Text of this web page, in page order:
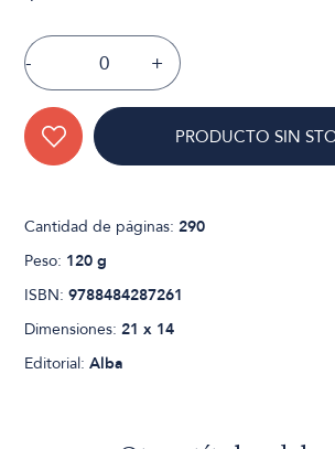
- +
PRODUCTO SIN
Cantidad de páginas:290
Peso: 120 g
ISBN:9788484287261
Dimensiones:21 x 14
Editorial:Alba